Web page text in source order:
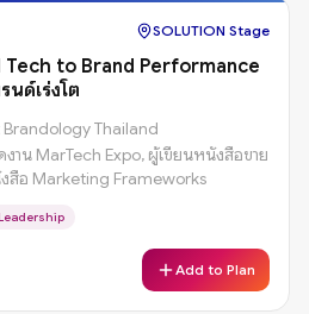
SOLUTION Stage
to Brand Performance
นด์เร่งโต
Thailand
งาน MarTech Expo, ผู้เขียนหนังสือขาย
สือ Marketing Frameworks
Add to Plan